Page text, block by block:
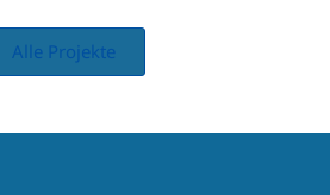
Alle Projekte